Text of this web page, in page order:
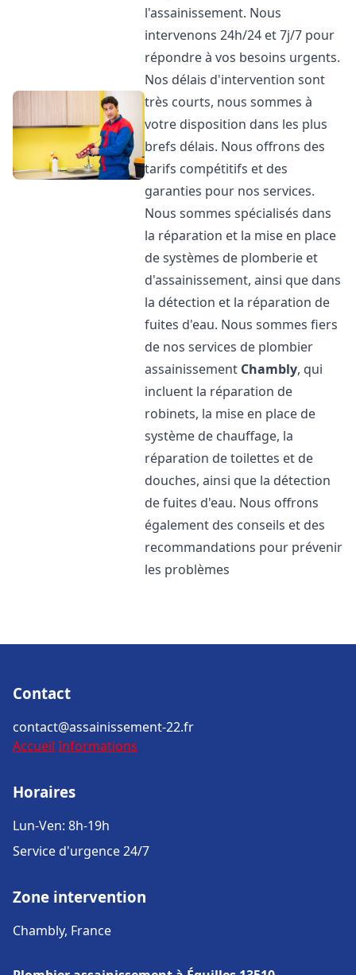
l'assainissement. Nous
intervenons 24h/24 et 7j/7 pour
répondre à vos besoins urgents.
Nos délais d'intervention sont
très courts, nous sommes à
votre disposition dans les plus
brefs délais. Nous offrons des
tarifs compétitifs et des
garanties pour nos services.
Nous sommes spécialisés dans
la réparation et la mise en place
de systèmes de plomberie et
d'assainissement, ainsi que dans
la détection et la réparation de
fuites d'eau. Nous sommes fiers
de nos services de plombier
assainissement Chambly, qui
incluent la réparation de
robinets, la mise en place de
système de chauffage, la
réparation de toilettes et de
douches, ainsi que la détection
de fuites d'eau. Nous offrons
également des conseils et des
recommandations pour prévenir
les problèmes
Contact
contact@assainissement-22.fr
Accueil Informations
Horaires
Lun-Ven: 8h-19h
Service d'urgence 24/7
Zone intervention
Chambly, France